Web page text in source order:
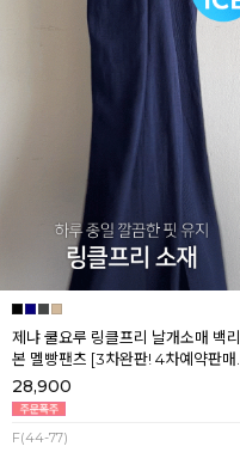
제냐 쿨요루 링클프리 날개소매 백리
본 멜빵팬츠 [3차완판! 4차예약판매]
[네이비] 8월셋째주 순차배송
28,900
F(44-77)